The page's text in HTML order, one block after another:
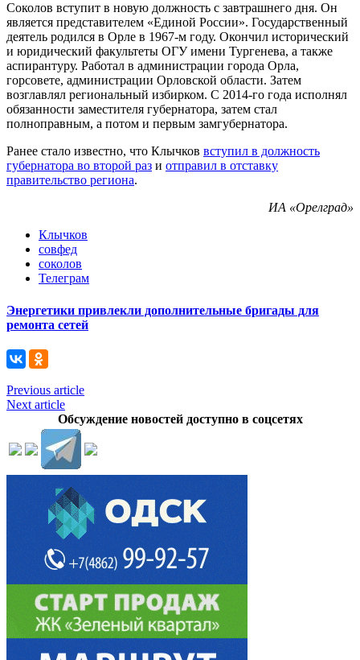
Соколов вступит в новую должность с завтрашнего дня. Он
является представителем «Единой России». Государственный
деятель родился в Орле в 1967-м году. Окончил исторический
и юридический факультеты ОГУ имени Тургенева, а также
аспирантуру. Работал в администрации города Орла,
горсовете, администрации Орловской области. Затем
возглавлял региональный избирком. С 2014-го года исполнял
обязанности заместителя губернатора, затем стал
полноправным, а потом и первым замгубернатора.
Ранее стало известно, что Клычков вступил в должность
губернатора во второй раз и отправил в отставку
правительство региона.
ИА «Орелград»
Клычков
совфед
соколов
Телеграм
Энергетики привлекли дополнительные бригады для
ремонта сетей
Previous article
Next article
Обсуждение новостей доступно в соцсетях